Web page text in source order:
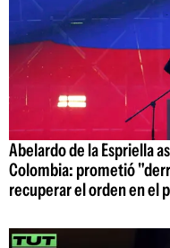
Abelardo de la Espriella
Colombia: prometió
recuperar el orden en el